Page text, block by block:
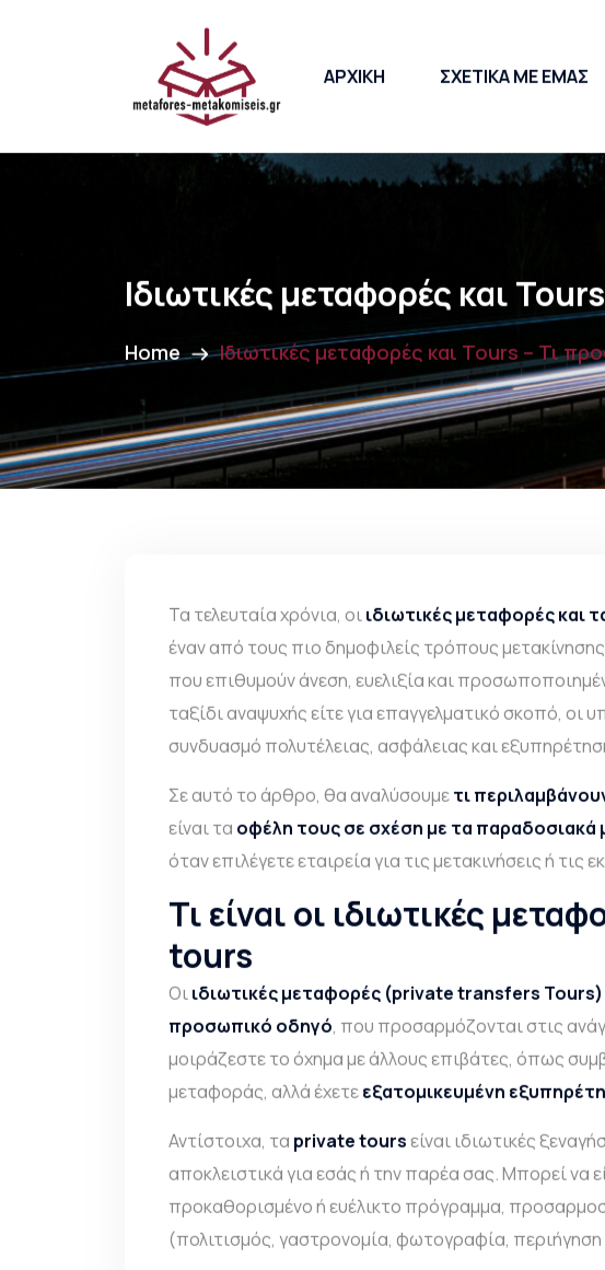
ΑΡΧΙΚΗ ΣΧΕΤΙΚΑ ΜΕ ΕΜΑΣ
Ιδιωτικές μεταφορές και
Home Ιδιωτικές μεταφορές και Tours – Τι
Τα τελευταία χρόνια, οιιδιωτικές μεταφορές και
έναν από τους πιο δημοφιλείς τρόπους
που επιθυμούν άνεση, ευελιξία και
ταξίδι αναψυχής είτε για επαγγελματικό σκοπό, οι
συνδυασμό πολυτέλειας, ασφάλειας και
Σε αυτό το άρθρο, θα αναλύσουμετι
είναι τα οφέλη τους σε σχέση με τα παραδοσιακά
όταν επιλέγετε εταιρεία για τις μετακινήσεις ή τις
Τι είναι οι ιδιωτικές
tours
Οιιδιωτικές μεταφορές (private transfers Tours)
προσωπικό οδηγό, που προσαρμόζονται στις
μοιράζεστε το όχημα με άλλους επιβάτες, όπως
μεταφοράς, αλλά έχετεεξατομικευμένη
Αντίστοιχα, τα private tours είναι ιδιωτικές
αποκλειστικά για εσάς ή την παρέα σας. Μπορεί να
προκαθορισμένο ή ευέλικτο πρόγραμμα,
(πολιτισμός, γαστρονομία, φωτογραφία,